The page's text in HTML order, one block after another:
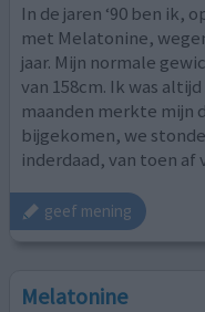
In de jaren ‘90 ben ik,
met Melatonine,
jaar. Mijn normale
van 158cm. Ik was
maanden merkte mijn
bijgekomen, we
inderdaad, van toen
geef mening
Melatonine